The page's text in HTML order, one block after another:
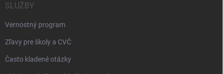
SLUŽBY
Vernostný program
Zľavy pre školy a CVČ
Často kladené otázky